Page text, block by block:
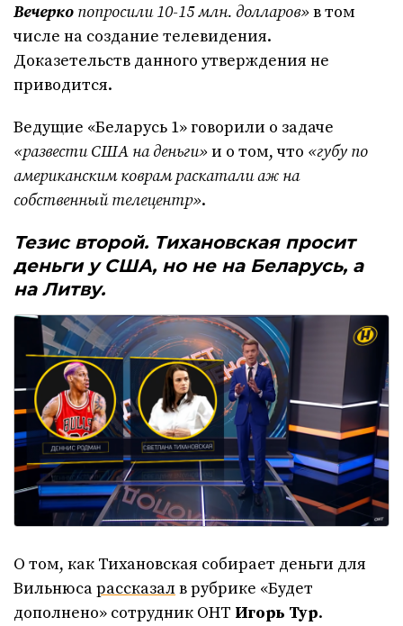
Вечерко попросили 10-15 млн. долларов»в том
числе на создание телевидения.
Доказетельств данного утверждения не
приводится.
Ведущие «Беларусь 1» говорили о задаче
«развести США на деньги»и о том, что «губу по
американским коврам раскатали аж на
собственный телецентр».
Тезис второй. Тихановская просит
деньги у США, но не на Беларусь, а
на Литву.
О том, как Тихановская собирает деньги для
Вильнюсарассказал в рубрике «Будет
дополнено» сотрудник ОНТ Игорь Тур.